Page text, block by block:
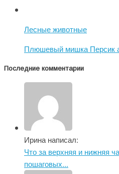
Лесные животные
Плюшевый мишка Персик
Последние комментарии
Ирина написал:
Что за верхняя и нижняя
пошаговых...